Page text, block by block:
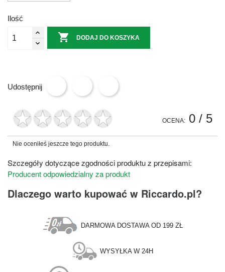
Ilość
 DODAJ DO KOSZYKA
Udostępnij
OCENA: 0 / 5
Nie oceniłeś jeszcze tego produktu.
Szczegóły dotyczące zgodności produktu z przepisami:
Producent odpowiedzialny za produkt
Dlaczego warto kupować w Riccardo.pl?
DARMOWA DOSTAWA OD 199 ZŁ
WYSYŁKA W 24H